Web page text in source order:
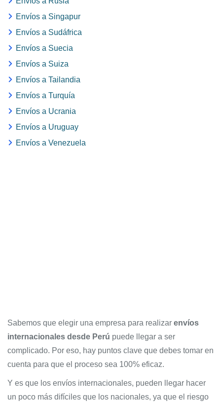
Envíos a Singapur
Envíos a Sudáfrica
Envíos a Suecia
Envíos a Suiza
Envíos a Tailandia
Envíos a Turquía
Envíos a Ucrania
Envíos a Uruguay
Envíos a Venezuela
Sabemos que elegir una empresa para realizar envíos
internacionales desde Perú puede llegar a ser
complicado. Por eso, hay puntos clave que debes tomar en
cuenta para que el proceso sea 100% eficaz.
Y es que los envíos internacionales, pueden llegar hacer
un poco más difíciles que los nacionales, ya que el riesgo